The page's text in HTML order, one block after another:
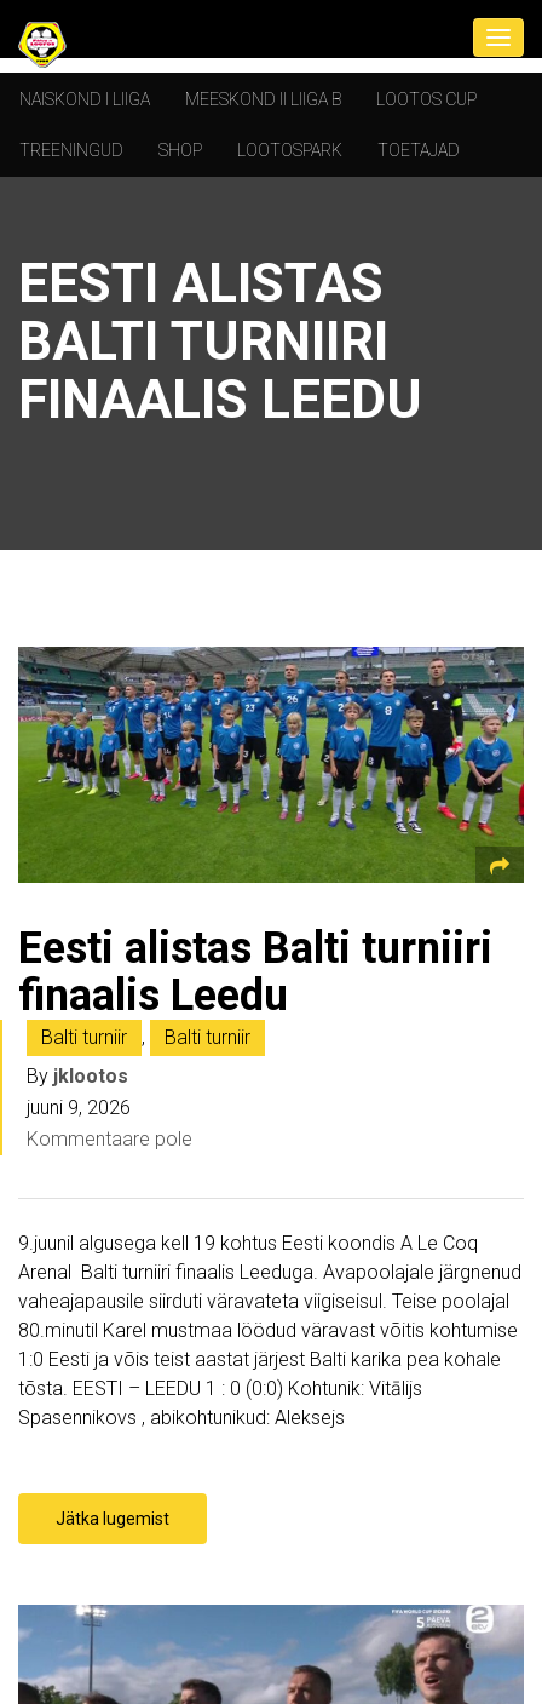
NAISKOND I LIIGA MEESKOND II LIIGA B LOOTOS CUP
TREENINGUD SHOP LOOTOSPARK TOETAJAD
EESTI ALISTAS
BALTI TURNIIRI
FINAALIS LEEDU
Eesti alistas Balti turniiri
finaalis Leedu
Balti turniir ,
Balti turniir
By jklootos
juuni 9, 2026
Kommentaare pole
9.juunil algusega kell 19 kohtus Eesti koondis A Le Coq
Arenal Balti turniiri finaalis Leeduga. Avapoolajale järgnenud
vaheajapausile siirduti väravateta viigiseisul. Teise poolajal
80.minutil Karel mustmaa löödud väravast võitis kohtumise
1:0 Eesti ja võis teist aastat järjest Balti karika pea kohale
tõsta. EESTI – LEEDU 1 : 0 (0:0) Kohtunik: Vitālijs
Spasennikovs , abikohtunikud: Aleksejs
Jätka lugemist